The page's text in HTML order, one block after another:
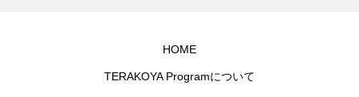
HOME
TERAKOYA Programについて